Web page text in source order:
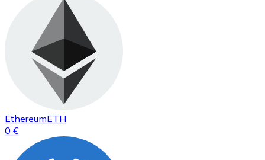
EthereumETH
0 €